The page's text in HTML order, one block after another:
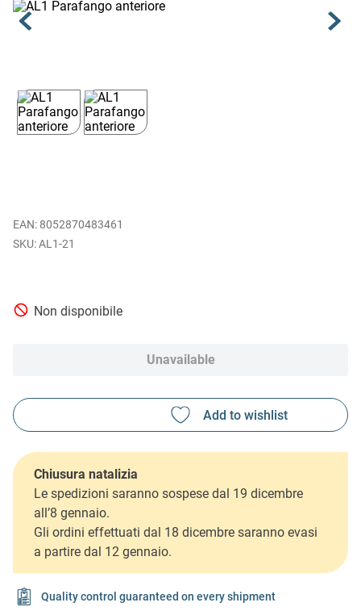
EAN: 8052870483461
AL1-21
Non disponibile
Unavailable
Chiusura natalizia
Le spedizioni saranno sospese dal 19 dicembre
all’8 gennaio.
Gli ordini effettuati dal 18 dicembre saranno evasi
a partire dal 12 gennaio.
Quality control guaranteed on every shipment